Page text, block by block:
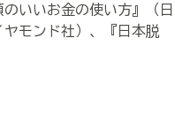
いいお金の使い方』（日
モンド社）、『日本脱